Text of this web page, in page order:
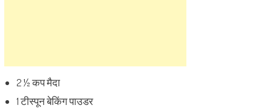
2 ½ कप मैदा
1 टीस्पून बेकिंग पाउडर